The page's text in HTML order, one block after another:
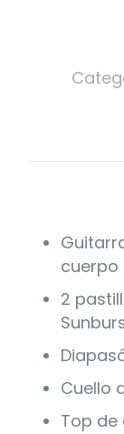
cuerpo
2
Cuello
Top de